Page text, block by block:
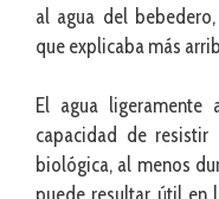
al agua del
que explicaba más
El agua
capacidad de
biológica, al menos
puede resultar útil en